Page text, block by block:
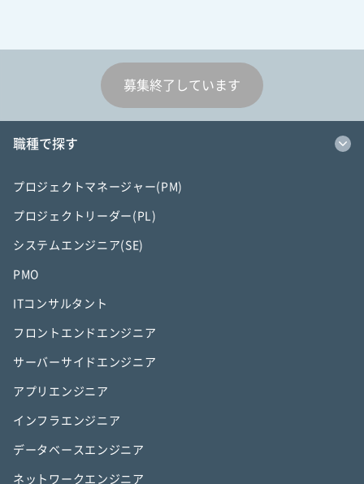
募集終了しています
職種で探す
プロジェクトマネージャー(PM)
プロジェクトリーダー(PL)
システムエンジニア(SE)
PMO
ITコンサルタント
フロントエンドエンジニア
サーバーサイドエンジニア
アプリエンジニア
インフラエンジニア
データベースエンジニア
ネットワークエンジニア